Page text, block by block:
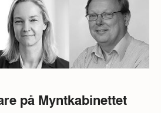
på Myntkabinettet